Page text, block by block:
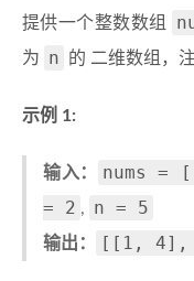
提供一个整数数组
为
n 的 二维数组，
示例 1:
输入： nums
= 2 , n = 5
输出： [[1,